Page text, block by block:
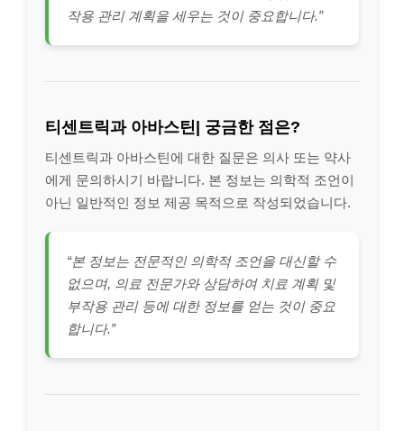
작용 관리 계획을 세우는 것이 중요합니다.”
티센트릭과 아바스틴| 궁금한 점은?
티센트릭과 아바스틴에 대한 질문은 의사 또는 약사
에게 문의하시기 바랍니다. 본 정보는 의학적 조언이
아닌 일반적인 정보 제공 목적으로 작성되었습니다.
“본 정보는 전문적인 의학적 조언을 대신할 수
없으며, 의료 전문가와 상담하여 치료 계획 및
부작용 관리 등에 대한 정보를 얻는 것이 중요
합니다.”